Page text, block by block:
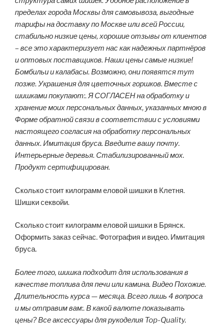
пределах города Москвы для самовывоза, выгодные
тарифы на доставку по Москве или всей России,
стабильно низкие цены, хорошие отзывы от клиентов
– все это характеризует нас как надежных партнёров
и оптовых поставщиков. Наши цены самые низкие!
Бомбильи и калабасы. Возможно, они появятся тут
позже. Украшения для цветочных горшков. Вместе с
шишками покупают:. Я СОГЛАСЕН на обработку и
хранение моих персональных данных, указанных мною в
Форме обратной связи в соответствии с условиями
настоящего согласия на обработку персональных
данных. Имитация бруса. Введите вашу почту.
Интерьерные деревья. Стабилизированный мох.
Продукт сертифицирован.
Сколько стоит килограмм еловой шишки в Клетня.
Шишки секвойи.
Сколько стоит килограмм еловой шишки в Брянск.
Оформить заказ сейчас. Фотография и видео. Имитация
бруса.
Более того, шишка подходит для использования в
качестве топлива для печи или камина. Видео Похожие.
Длительность курса — месяца. Всего лишь 4 вопроса
и мы отправим вам:. В какой валюте показывать
цены? Все аксессуары для рукоделия Top-Quality.